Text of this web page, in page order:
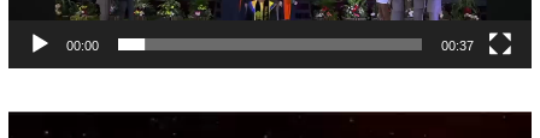
00:00 00:37